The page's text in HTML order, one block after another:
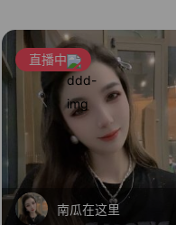
直播中
南瓜在这里